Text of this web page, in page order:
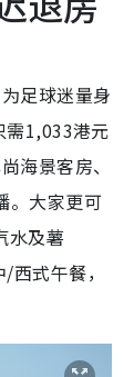
足球迷量身
需1,033港元
海景客房、
。大家更可
水及薯
式午餐，